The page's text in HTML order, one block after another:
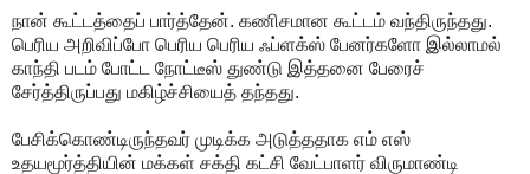
நான் கூட்டத்தைப் பார்த்தேன். கணிசமான கூட்டம் வந்திருந்தது.
பெரிய அறிவிப்போ பெரிய பெரிய ஃப்ளக்ஸ் பேனர்களோ இல்லாமல்
காந்தி படம் போட்ட நோட்டீஸ் துண்டு இத்தனை பேரைச்
சேர்த்திருப்பது மகிழ்ச்சியைத் தந்தது.
பேசிக்கொண்டிருந்தவர் முடிக்க அடுத்ததாக எம் எஸ்
உதயமூர்த்தியின் மக்கள் சக்தி கட்சி வேட்பாளர் விருமாண்டி